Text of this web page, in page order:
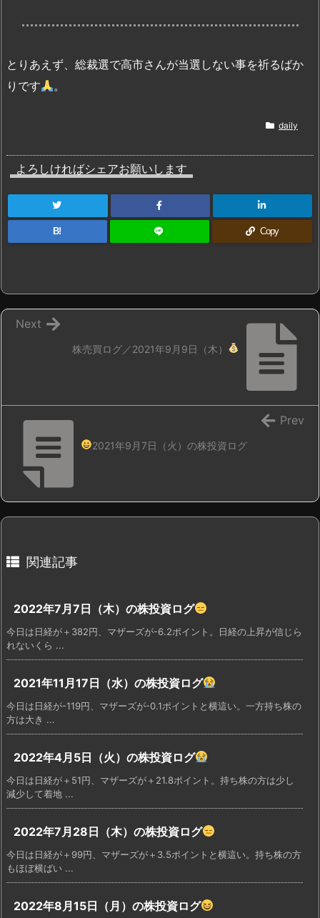
とりあえず、総裁選で高市さんが当選しない事を祈るばか
りです
。
daily
よろしければシェアお願いします
B! Copy
株売買ログ／2021年9月9日（木）
Next
2021年9月7日（火）の株投資ログ
Prev
関連記事
2022年7月7日（木）の株投資ログ
今日は日経が＋382円、マザーズが-6.2ポイント。日経の上昇が信じら
れないくら ...
2021年11月17日（水）の株投資ログ
今日は日経が-119円、マザーズが-0.1ポイントと横這い。一方持ち株の
方は大き ...
2022年4月5日（火）の株投資ログ
今日は日経が＋51円、マザーズが＋21.8ポイント。持ち株の方は少し
減少して着地 ...
2022年7月28日（木）の株投資ログ
今日は日経が＋99円、マザーズが＋3.5ポイントと横這い。持ち株の方
もほぼ横ばい ...
2022年8月15日（月）の株投資ログ